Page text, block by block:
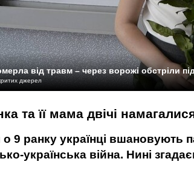
від травм – через ворожі обстріли
джерел
та її мама двічі
9 ранку українці вшановують
українська війна. Нині